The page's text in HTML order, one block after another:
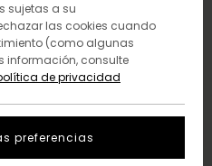
sujetas a su
las cookies cuando
(como algunas
información, consulte
de privacidad
preferencias